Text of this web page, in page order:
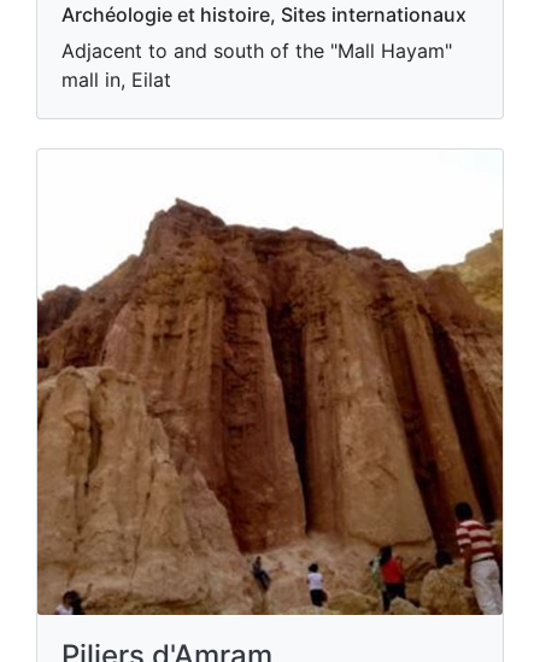
Archéologie et histoire, Sites internationaux
Adjacent to and south of the "Mall Hayam"
mall in, Eilat